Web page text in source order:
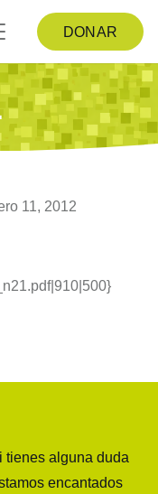
DONAR
11, 2012
tienes alguna duda
encantados